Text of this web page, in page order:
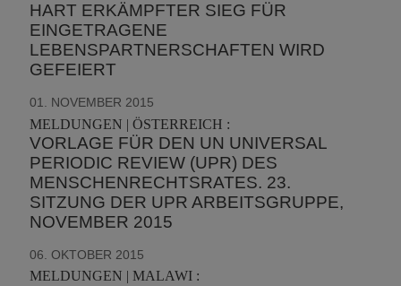
HART ERKÄMPFTER SIEG FÜR
EINGETRAGENE
LEBENSPARTNERSCHAFTEN WIRD
GEFEIERT
01. NOVEMBER 2015
MELDUNGEN | ÖSTERREICH :
VORLAGE FÜR DEN UN UNIVERSAL
PERIODIC REVIEW (UPR) DES
MENSCHENRECHTSRATES. 23.
SITZUNG DER UPR ARBEITSGRUPPE,
NOVEMBER 2015
06. OKTOBER 2015
MELDUNGEN | MALAWI :